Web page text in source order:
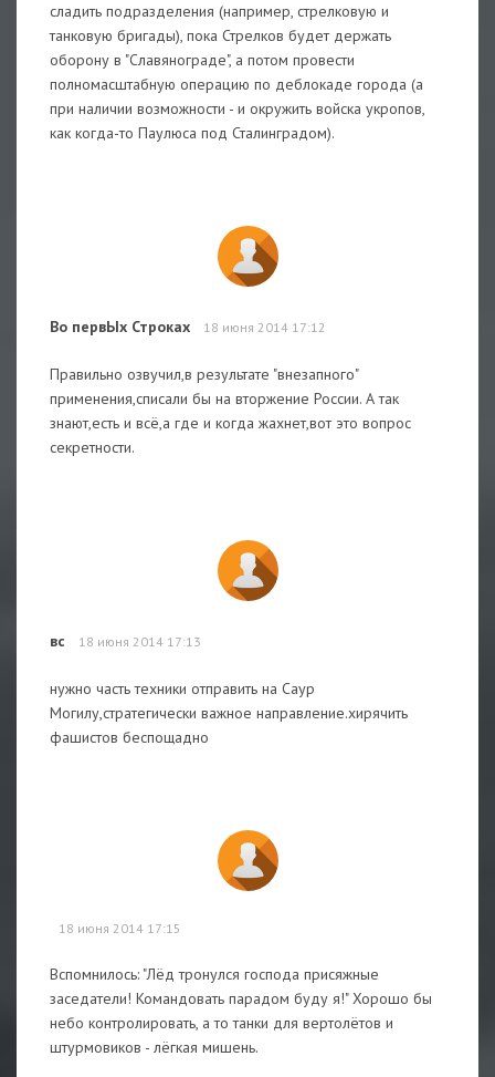
сладить подразделения (например, стрелковую и
танковую бригады), пока Стрелков будет держать
оборону в "Славянограде", а потом провести
полномасштабную операцию по деблокаде города (а
при наличии возможности - и окружить войска укропов,
как когда-то Паулюса под Сталинградом).
Во первЫх Строках 18 июня 2014 17:12
Правильно озвучил,в результате "внезапного"
применения,списали бы на вторжение России. А так
знают,есть и всё,а где и когда жахнет,вот это вопрос
секретности.
вс 18 июня 2014 17:13
нужно часть техники отправить на Саур
Могилу,стратегически важное направление.хирячить
фашистов беспощадно
18 июня 2014 17:15
Вспомнилось: "Лёд тронулся господа присяжные
заседатели! Командовать парадом буду я!" Хорошо бы
небо контролировать, а то танки для вертолётов и
штурмовиков - лёгкая мишень.